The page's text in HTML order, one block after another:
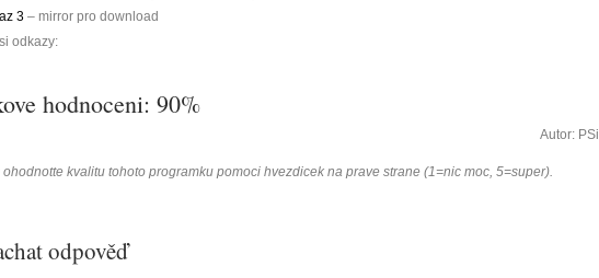
3 – mirror pro download
odkazy:
hodnoceni: 90%
Autor: PSi
ohodnotte kvalitu tohoto programku pomoci hvezdicek na prave strane (1=nic moc, 5=super).
odpověď